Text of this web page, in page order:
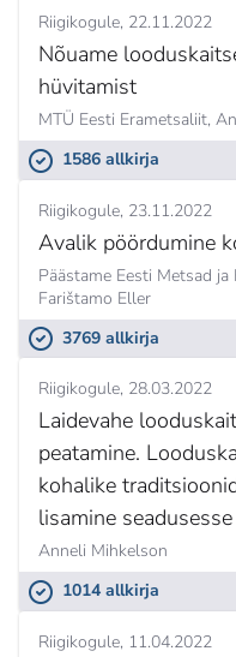
Riigikogule 22.11.2022
Nõuame
hüvitamist
MTÜ Eesti Erametsaliit,
1586 allkirja
Riigikogule 23.11.2022
Avalik pöördumine
Päästame Eesti Metsad
Farištamo Eller
3769 allkirja
Riigikogule 28.03.2022
Laidevahe
peatamine.
kohalike
lisamine seadusesse
Anneli Mihkelson
1014 allkirja
Riigikogule 11.04.2022